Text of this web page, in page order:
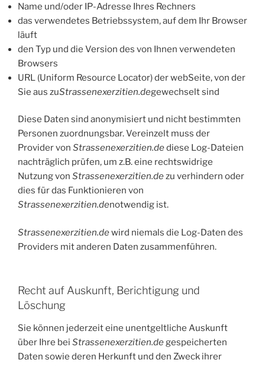
Name und/oder IP-Adresse Ihres Rechners
das verwendetes Betriebssystem, auf dem Ihr Browser
läuft
den Typ und die Version des von Ihnen verwendeten
Browsers
URL (Uniform Resource Locator) der webSeite, von der
Sie aus zuStrassenexerzitien.degewechselt sind
Diese Daten sind anonymisiert und nicht bestimmten
Personen zuordnungsbar. Vereinzelt muss der
Provider von Strassenexerzitien.dediese Log-Dateien
nachträglich prüfen, um z.B. eine rechtswidrige
Nutzung von Strassenexerzitien.dezu verhindern oder
dies für das Funktionieren von
Strassenexerzitien.denotwendig ist.
Strassenexerzitien.dewird niemals die Log-Daten des
Providers mit anderen Daten zusammenführen.
Recht auf Auskunft, Berichtigung und
Löschung
Sie können jederzeit eine unentgeltliche Auskunft
über Ihre bei Strassenexerzitien.de gespeicherten
Daten sowie deren Herkunft und den Zweck ihrer